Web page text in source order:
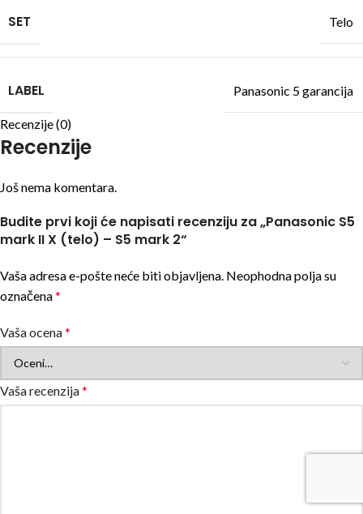
SET Telo
LABEL Panasonic 5 garancija
Recenzije (0)
Recenzije
Još nema komentara.
Budite prvi koji će napisati recenziju za „Panasonic S5
mark II X (telo) – S5 mark 2“
Vaša adresa e-pošte neće biti objavljena. Neophodna polja su
označena*
Vaša ocena*
Vaša recenzija*